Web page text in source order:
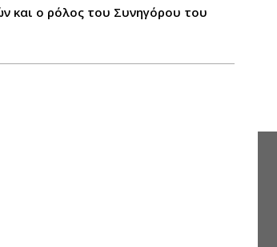
και ο ρόλος του Συνηγόρου του